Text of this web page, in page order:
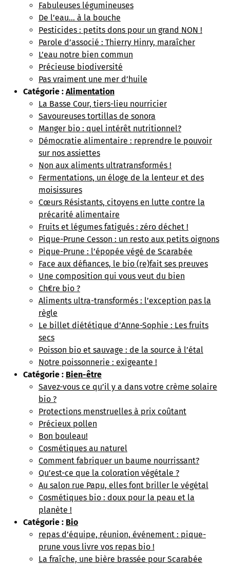
Fabuleuses légumineuses
De l’eau… à la bouche
Pesticides : petits dons pour un grand NON !
Parole d’associé : Thierry Hinry, maraîcher
L’eau notre bien commun
Précieuse biodiversité
Pas vraiment une mer d’huile
Catégorie : Alimentation
La Basse Cour, tiers-lieu nourricier
Savoureuses tortillas de sonora
Manger bio : quel intérêt nutritionnel?
Démocratie alimentaire : reprendre le pouvoir
sur nos assiettes
Non aux aliments ultratransformés !
Fermentations, un éloge de la lenteur et des
moisissures
Cœurs Résistants, citoyens en lutte contre la
précarité alimentaire
Fruits et légumes fatigués : zéro déchet !
Pique-Prune Cesson : un resto aux petits oignons
Pique-Prune : l’épopée végé de Scarabée
Face aux défiances, le bio (re)fait ses preuves
Une composition qui vous veut du bien
Ch€re bio ?
Aliments ultra-transformés : l’exception pas la
règle
Le billet diététique d’Anne-Sophie : Les fruits
secs
Poisson bio et sauvage : de la source à l’étal
Notre poissonnerie : exigeante !
Catégorie : Bien-être
Savez-vous ce qu’il y a dans votre crème solaire
bio ?
Protections menstruelles à prix coûtant
Précieux pollen
Bon bouleau!
Cosmétiques au naturel
Comment fabriquer un baume nourrissant?
Qu’est-ce que la coloration végétale ?
Au salon rue Papu, elles font briller le végétal
Cosmétiques bio : doux pour la peau et la
planète !
Catégorie : Bio
repas d’équipe, réunion, événement : pique-
prune vous livre vos repas bio !
La fraîche, une bière brassée pour Scarabée